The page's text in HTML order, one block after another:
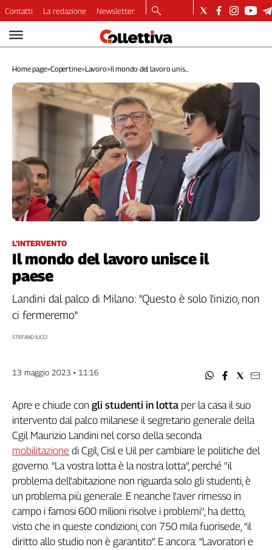
Video
Dirette
Longform
Copertine
Diritti
Welfare
Italia
Internazionale
Categorie
Filcams
Filctem
Fillea
Fiom
Flai
Fp
Nidil
Slc
Spi
Inca
Caaf
Speciali
G8
di
Contatti La redazione Newsletter
Home page>Copertine>Lavoro>Il mondo del lavoro unis...
L'INTERVENTO
Il mondo del lavoro unisce il
paese
Landini dal palco di Milano: "Questo è solo l'inizio, non
ci fermeremo"
STEFANO IUCCI
13 maggio 2023 • 11:16
Apre e chiude con gli studenti in lotta per la casa il suo
intervento dal palco milanese il segretario generale della
Cgil Maurizio Landini nel corso della seconda
mobilitazione di Cgil, Cisl e Uil per cambiare le politiche del
governo. “La vostra lotta è la nostra lotta”, perché ''il
problema dell'abitazione non riguarda solo gli studenti, è
un problema più generale. E neanche l'aver rimesso in
campo i famosi 600 milioni risolve i problemi'', ha detto,
visto che in queste condizioni, con 750 mila fuorisede, “il
diritto allo studio non è garantito”. E ancora: “Lavoratori e